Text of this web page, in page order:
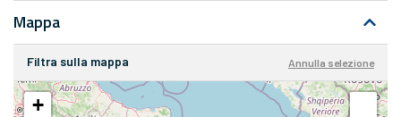
Mappa
Filtra sulla mappa Annulla selezione
+